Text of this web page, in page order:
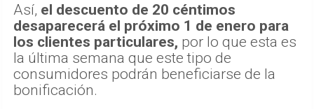
Así, el descuento de 20 céntimos
desaparecerá el próximo 1 de enero para
los clientes particulares, por lo que esta es
la última semana que este tipo de
consumidores podrán beneficiarse de la
bonificación.